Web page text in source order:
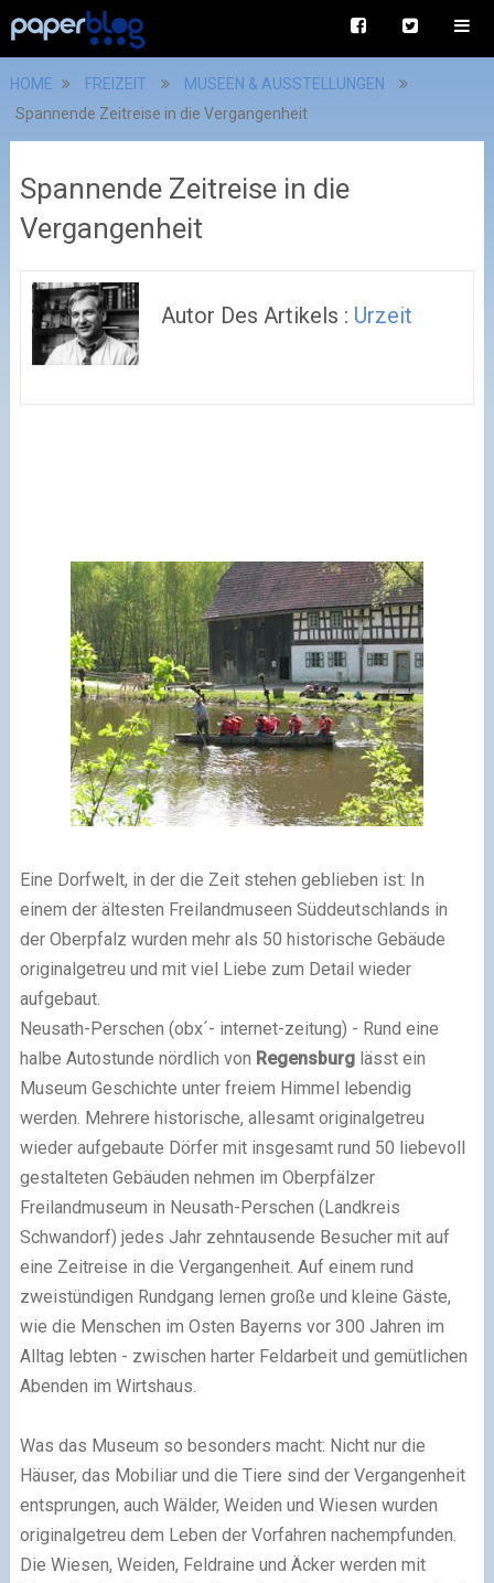
HOME FREIZEIT
MUSEEN & AUSSTELLUNGEN
Spannende Zeitreise in die Vergangenheit
Spannende Zeitreise in die
Vergangenheit
Autor Des Artikels : Urzeit
Eine Dorfwelt, in der die Zeit stehen geblieben ist: In
einem der ältesten Freilandmuseen Süddeutschlands in
der Oberpfalz wurden mehr als 50 historische Gebäude
originalgetreu und mit viel Liebe zum Detail wieder
aufgebaut.
Neusath-Perschen (obx´- internet-zeitung) - Rund eine
halbe Autostunde nördlich von Regensburglässt ein
Museum Geschichte unter freiem Himmel lebendig
werden. Mehrere historische, allesamt originalgetreu
wieder aufgebaute Dörfer mit insgesamt rund 50 liebevoll
gestalteten Gebäuden nehmen im Oberpfälzer
Freilandmuseum in Neusath-Perschen (Landkreis
Schwandorf) jedes Jahr zehntausende Besucher mit auf
eine Zeitreise in die Vergangenheit. Auf einem rund
zweistündigen Rundgang lernen große und kleine Gäste,
wie die Menschen im Osten Bayerns vor 300 Jahren im
Alltag lebten - zwischen harter Feldarbeit und gemütlichen
Abenden im Wirtshaus.
Was das Museum so besonders macht: Nicht nur die
Häuser, das Mobiliar und die Tiere sind der Vergangenheit
entsprungen, auch Wälder, Weiden und Wiesen wurden
originalgetreu dem Leben der Vorfahren nachempfunden.
Die Wiesen, Weiden, Feldraine und Äcker werden mit